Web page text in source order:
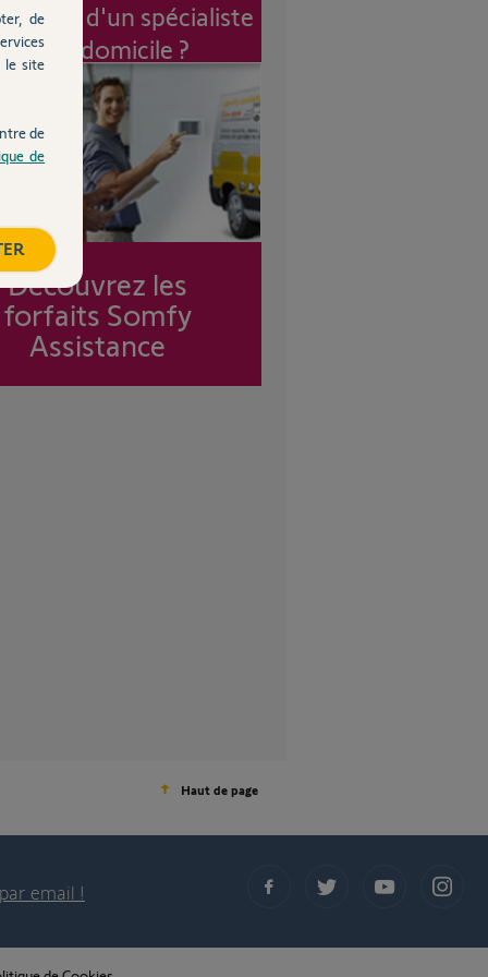
d'un spécialiste
à mon domicile ?
Découvrez les
forfaits Somfy
Assistance
Haut de page
email !
de
le site
de
de